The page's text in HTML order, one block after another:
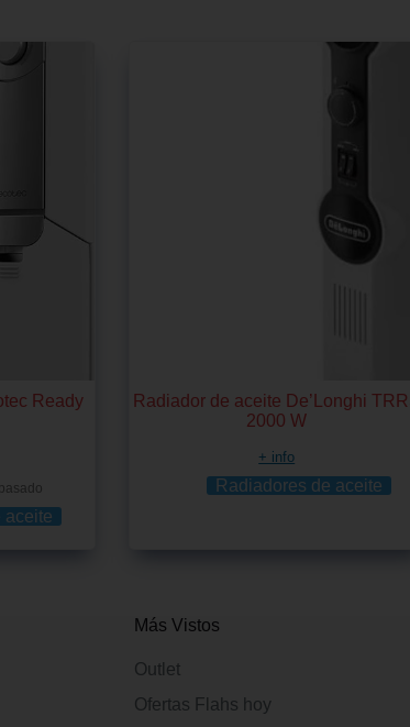
Ready
aceite
Radiador de aceite De’Longhi
2000 W
+ info
Radiadores de aceite
Más Vistos
Outlet
Ofertas Flahs hoy